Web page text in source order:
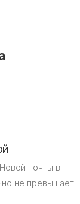
почты в
не превышает